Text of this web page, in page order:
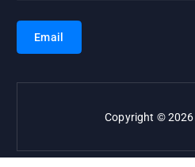
Email
Copyright ©